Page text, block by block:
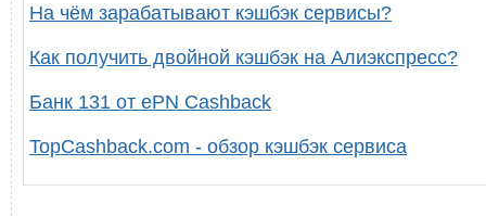
На чём зарабатывают кэшбэк сервисы?
Как получить двойной кэшбэк на Алиэкспресс?
Банк 131 от ePN Cashback
TopCashback.com - обзор кэшбэк сервиса